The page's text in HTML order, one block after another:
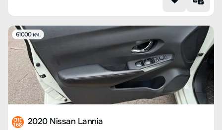
61000 км.
CHE
168 2020 Nissan Lannia